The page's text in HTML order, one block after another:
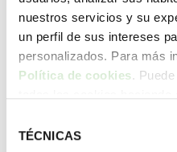
nuestros servicios y su
un perfil de sus intereses
personalizados. Para más
Política de cookies.
botón “Configurar cookies”,
TÉCNICAS
Cosas
defiende la
Jenny
recorren selvas,